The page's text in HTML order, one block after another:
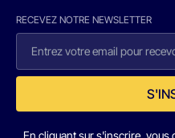
RECEVEZ NOTRE NEWSLETTER
En cliquant sur s'inscrire, vous